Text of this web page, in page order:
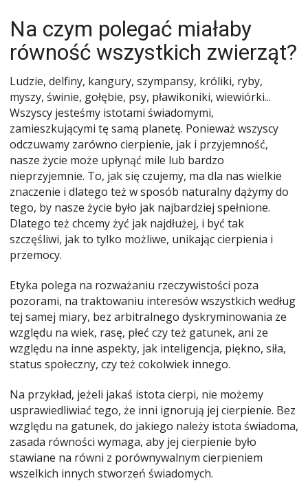
Na czym polegać miałaby
równość wszystkich zwierząt?
Ludzie, delfiny, kangury, szympansy, króliki, ryby,
myszy, świnie, gołębie, psy, pławikoniki, wiewiórki...
Wszyscy jesteśmy istotami świadomymi,
zamieszkującymi tę samą planetę. Ponieważ wszyscy
odczuwamy zarówno cierpienie, jak i przyjemność,
nasze życie może upłynąć mile lub bardzo
nieprzyjemnie. To, jak się czujemy, ma dla nas wielkie
znaczenie i dlatego też w sposób naturalny dążymy do
tego, by nasze życie było jak najbardziej spełnione.
Dlatego też chcemy żyć jak najdłużej, i być tak
szczęśliwi, jak to tylko możliwe, unikając cierpienia i
przemocy.
Etyka polega na rozważaniu rzeczywistości poza
pozorami, na traktowaniu interesów wszystkich według
tej samej miary, bez arbitralnego dyskryminowania ze
względu na wiek, rasę, płeć czy też gatunek, ani ze
względu na inne aspekty, jak inteligencja, piękno, siła,
status społeczny, czy też cokolwiek innego.
Na przykład, jeżeli jakaś istota cierpi, nie możemy
usprawiedliwiać tego, że inni ignorują jej cierpienie. Bez
względu na gatunek, do jakiego należy istota świadoma,
zasada równości wymaga, aby jej cierpienie było
stawiane na równi z porównywalnym cierpieniem
wszelkich innych stworzeń świadomych.